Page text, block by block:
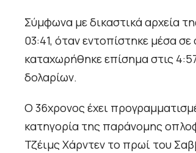
Σύμφωνα με δικαστικά αρχεία
03:41, όταν εντοπίστηκε μέσα
καταχωρήθηκε επίσημα στις
δολαρίων.
Ο 36χρονος έχει
κατηγορία της παράνομης
Τζέιμς Χάρντεν το πρωί του